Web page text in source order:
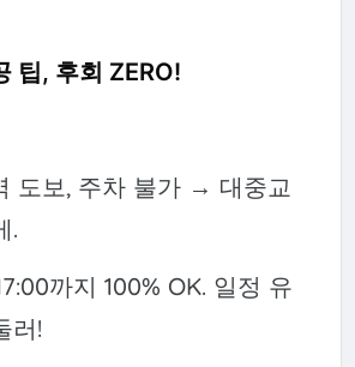
팁, 후회 ZERO!
도보, 주차 불가 → 대중교
.
까지 100% OK. 일정 유
러!